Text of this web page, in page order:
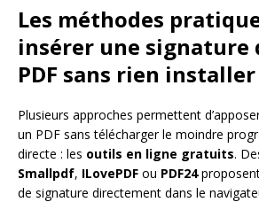
Les méthodes
insérer une signature
PDF sans rien installer
Plusieurs approches permettent
un PDF sans télécharger le moindre
directe : les outils en ligne gratuits.
Smallpdf, ILovePDF ou PDF24
de signature directement dans le